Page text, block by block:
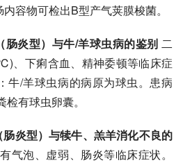
容物可检出B型产气荚膜梭菌。
肠炎型）与牛/羊球虫病的鉴别 二
、下痢含血、精神委顿等临床症
牛/羊球虫病的病原为球虫。患病
有球虫卵囊。
肠炎型）与犊牛、羔羊消化不良的
气泡、虚弱、 肠炎等临床症状。